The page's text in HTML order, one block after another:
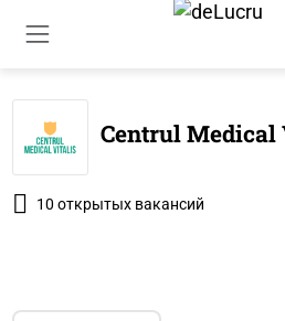
Centrul
10 открытых вакансий